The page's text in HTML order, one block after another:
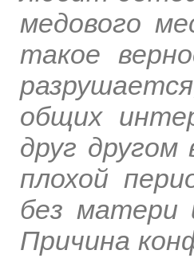
медового
такое
общих
друг
плохой
без матери
Причина